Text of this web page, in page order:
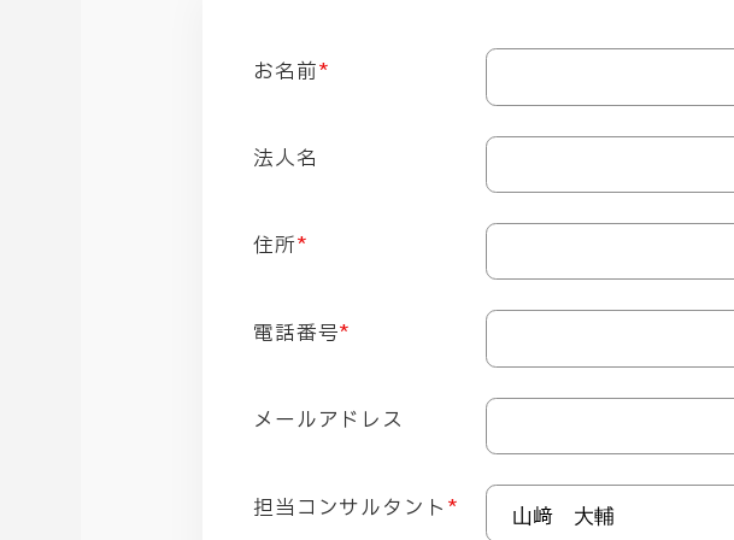
お名前*
法人名
住所*
電話番号*
メールアドレス
担当コンサルタント *